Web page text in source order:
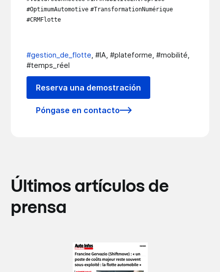
#OptimumAutomotive #TransformationNumérique
#CRMFlotte
#gestion_de_flotte , #IA, #plateforme, #mobilité,
#temps_réel
Reserva una demostración
Póngase en contacto
Últimos artículos de
prensa